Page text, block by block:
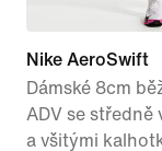
Nike AeroSwift
Dámské 8cm
ADV se středně
a všitými